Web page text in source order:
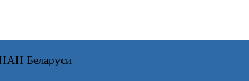
Беларуси